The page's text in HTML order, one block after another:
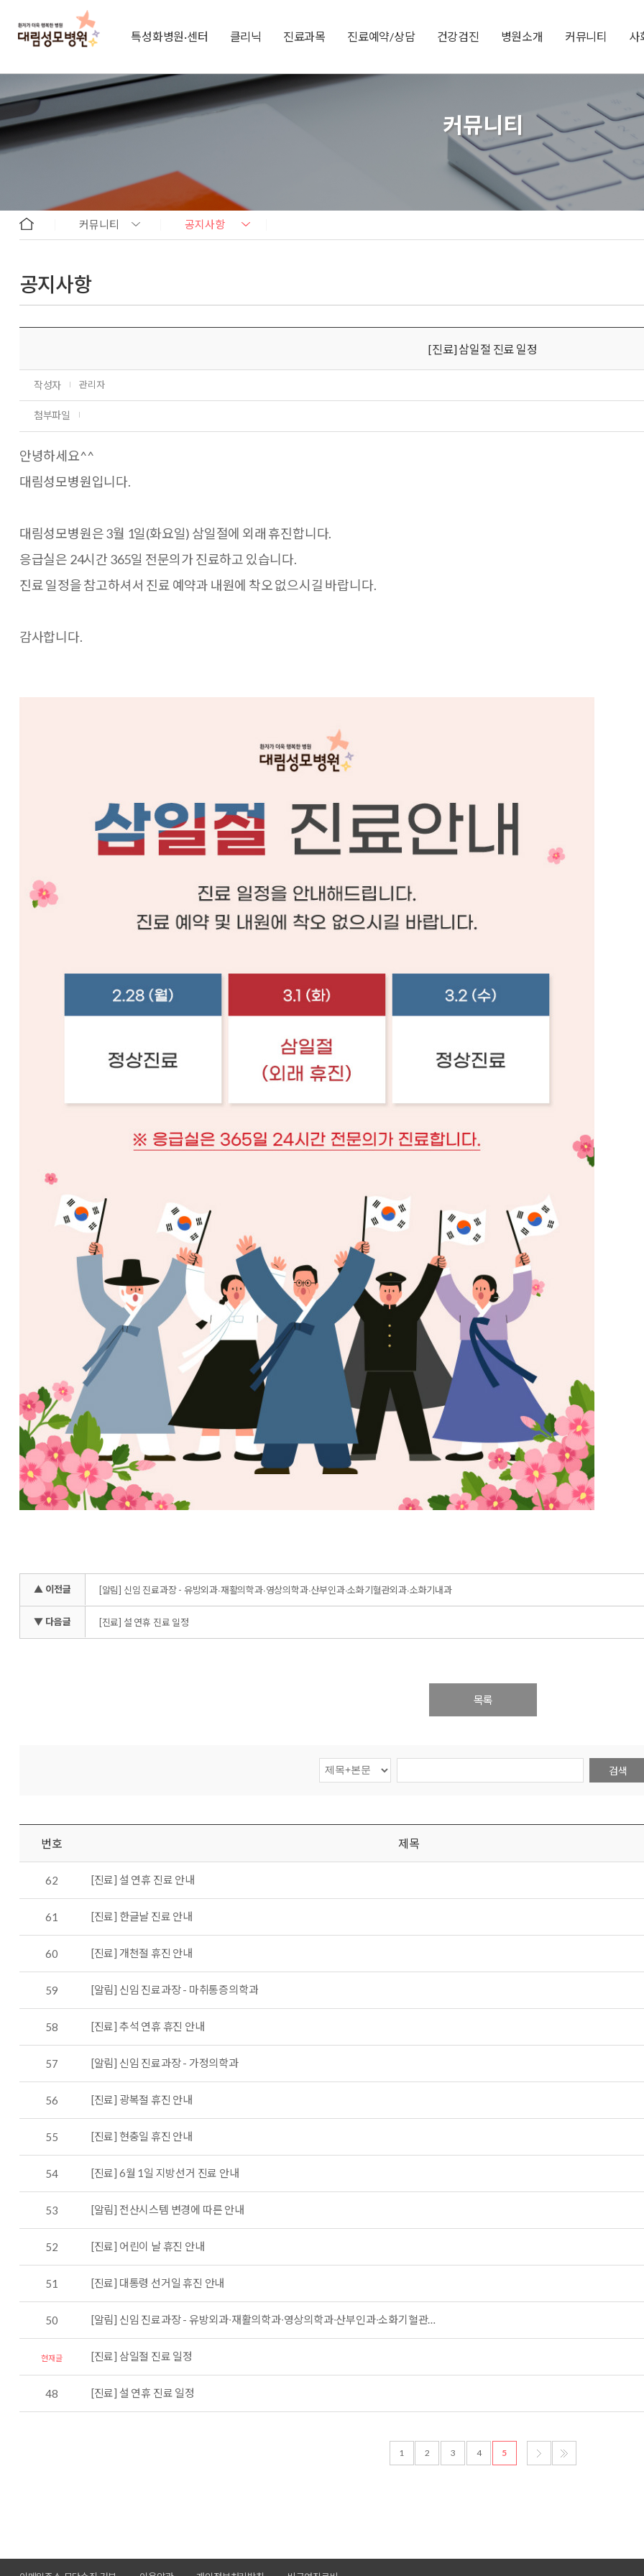
특성화병원·센터 클리닉 진료과목 진료예약/상담 건강검진 병원소개 커뮤니티 사
커뮤니티
커뮤니티 공지사항
공지사항
[진료] 삼일절 진료 일정
작성자 관리자
첨부파일
안녕하세요^^
대림성모병원입니다.
대림성모병원은 3월 1일(화요일) 삼일절에 외래 휴진합니다.
응급실은 24시간 365일 전문의가 진료하고 있습니다.
진료 일정을 참고하셔서 진료 예약과 내원에 착오 없으시길 바랍니다.
감사합니다.
▲ 이전글 [알림] 신임 진료과장 - 유방외과∙재활의학과∙영상의학과∙산부인과∙소화기혈관외과∙소화기내과
▼ 다음글 [진료] 설 연휴 진료 일정
목록
검색
번호 제목
62 [진료] 설 연휴 진료 안내
61 [진료] 한글날 진료 안내
60 [진료] 개천절 휴진 안내
59 [알림] 신임 진료과장 - 마취통증의학과
58 [진료] 추석 연휴 휴진 안내
57 [알림] 신임 진료과장 - 가정의학과
56 [진료] 광복절 휴진 안내
55 [진료] 현충일 휴진 안내
54 [진료] 6월 1일 지방선거 진료 안내
53 [알림] 전산시스템 변경에 따른 안내
52 [진료] 어린이 날 휴진 안내
51 [진료] 대통령 선거일 휴진 안내
50 [알림] 신임 진료과장 - 유방외과∙재활의학과∙영상의학과∙산부인과∙소화기혈관…
현재글 [진료] 삼일절 진료 일정
48 [진료] 설 연휴 진료 일정
1 2 3 4 5